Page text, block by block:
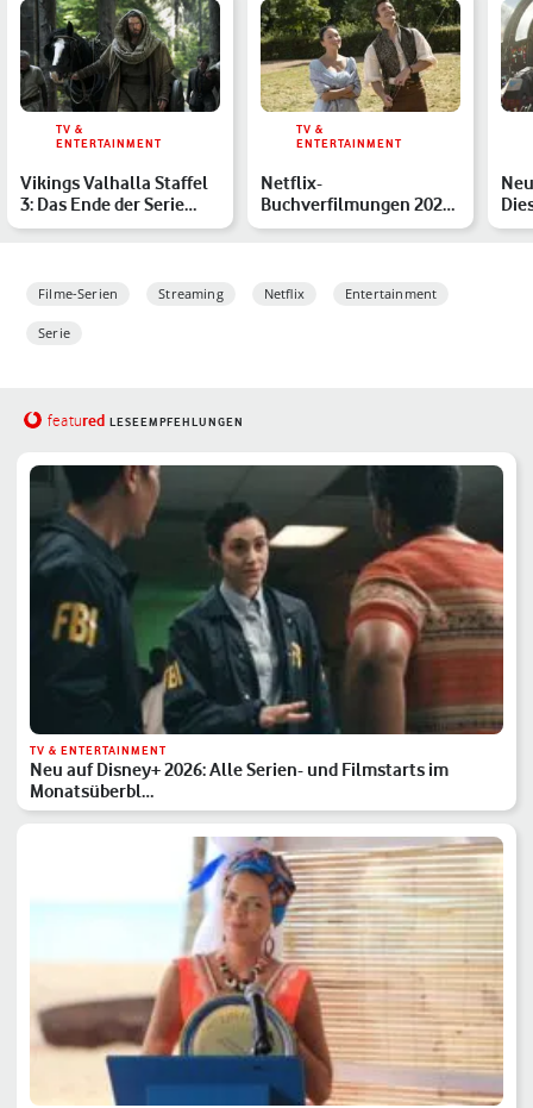
TV &
ENTERTAINMENT
Vikings Valhalla Staffel
3: Das Ende der Serie
erklärt
TV &
ENTERTAINMENT
Netflix-
Buchverfilmungen 2026:
Die Highlights im
Filme-Serien Streaming Netflix Entertainment
Serie
featured LESEEMPFEHLUNGEN
TV & ENTERTAINMENT
Neu auf Disney+ 2026: Alle Serien- und Filmstarts im
Monatsüberbl…